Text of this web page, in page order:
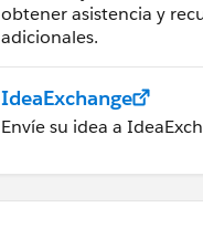
obtener asistencia y
adicionales.
IdeaExchange
Envíe su idea a